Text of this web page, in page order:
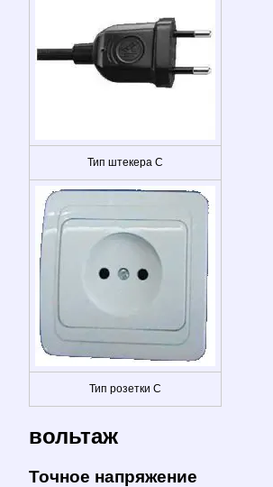
Тип штекера C
Тип розетки C
вольтаж
Точное напряжение